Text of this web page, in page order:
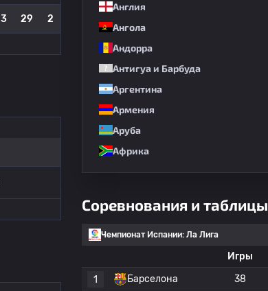
3 29 2
Англия
Ангола
Андорра
Антигуа и Барбуда
Аргентина
Армения
Аруба
Африка
Соревнования и таблицы
Чемпионат Испании: Ла Лига
Игры
1
Барселона 38